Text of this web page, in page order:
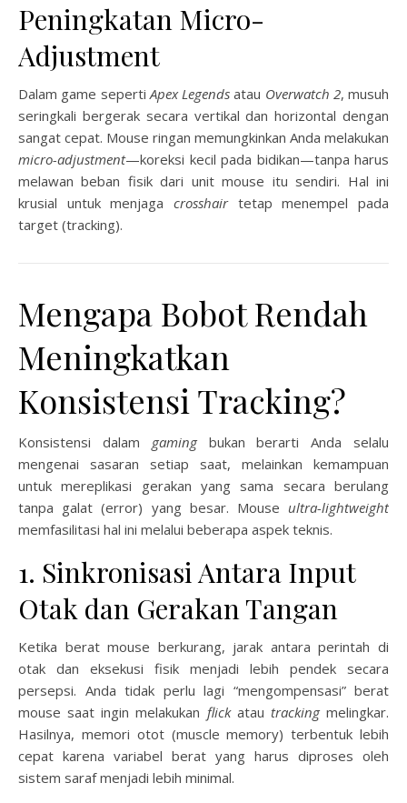
Peningkatan Micro-
Adjustment
Dalam game sepertiApex Legends atau Overwatch 2, musuh
seringkali bergerak secara vertikal dan horizontal dengan
sangat cepat. Mouse ringan memungkinkan Anda melakukan
micro-adjustment—koreksi kecil pada bidikan—tanpa harus
melawan beban fisik dari unit mouse itu sendiri. Hal ini
krusial untuk menjaga crosshairtetap menempel pada
target (tracking).
Mengapa Bobot Rendah
Meningkatkan
Konsistensi Tracking?
Konsistensi dalam gamingbukan berarti Anda selalu
mengenai sasaran setiap saat, melainkan kemampuan
untuk mereplikasi gerakan yang sama secara berulang
tanpa galat (error) yang besar. Mouse ultra-lightweight
memfasilitasi hal ini melalui beberapa aspek teknis.
1. Sinkronisasi Antara Input
Otak dan Gerakan Tangan
Ketika berat mouse berkurang, jarak antara perintah di
otak dan eksekusi fisik menjadi lebih pendek secara
persepsi. Anda tidak perlu lagi “mengompensasi” berat
mouse saat ingin melakukan flickatau trackingmelingkar.
Hasilnya, memori otot (muscle memory) terbentuk lebih
cepat karena variabel berat yang harus diproses oleh
sistem saraf menjadi lebih minimal.